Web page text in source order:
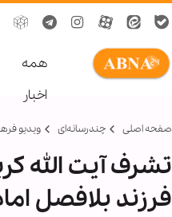
همه
اخبار
صفحه اصلی چندرسانه‌ای ویدیو
تشرف آیت الله
فرزند بلافصل